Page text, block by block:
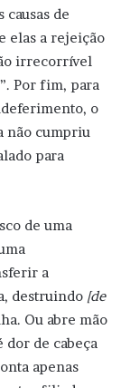
de
elas a rejeição
irrecorrível
Por fim, para
o
não cumpriu
para
de uma
a
destruindo [de
Ou abre mão
dor de cabeça
apenas